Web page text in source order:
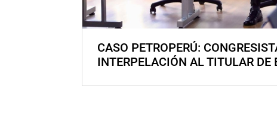
CASO PETROPERÚ:
INTERPELACIÓN AL TITULAR DE